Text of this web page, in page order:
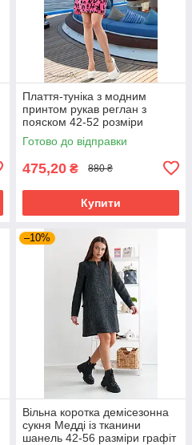
Плаття-туніка з модним
принтом рукав реглан з
пояском 42-52 розміри
Готово до відправки
475,20 ₴ 880 ₴
Купити
–10%
Вільна коротка демісезонна
сукня Медді із тканини
шанель 42-56 разміри графіт